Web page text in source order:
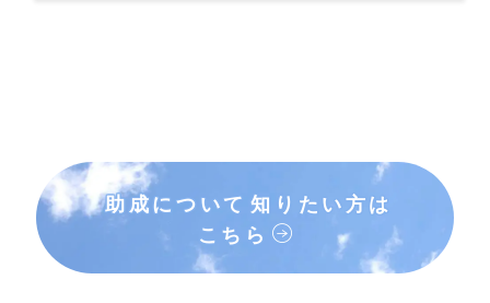
助成について 知りたい方は
こちら